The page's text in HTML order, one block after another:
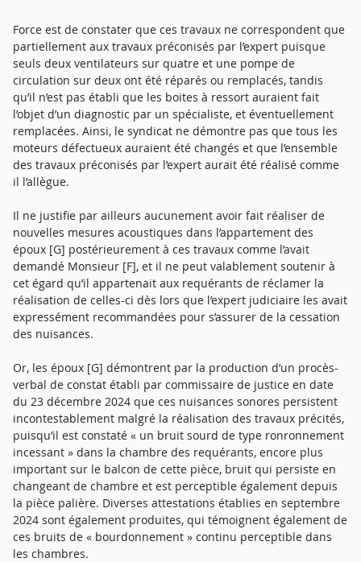
Force est de constater que ces travaux ne correspondent que
partiellement aux travaux préconisés par l’expert puisque
seuls deux ventilateurs sur quatre et une pompe de
circulation sur deux ont été réparés ou remplacés, tandis
qu’il n’est pas établi que les boites à ressort auraient fait
l’objet d’un diagnostic par un spécialiste, et éventuellement
remplacées. Ainsi, le syndicat ne démontre pas que tous les
moteurs défectueux auraient été changés et que l’ensemble
des travaux préconisés par l’expert aurait été réalisé comme
il l’allègue.
Il ne justifie par ailleurs aucunement avoir fait réaliser de
nouvelles mesures acoustiques dans l’appartement des
époux [G] postérieurement à ces travaux comme l’avait
demandé Monsieur [F], et il ne peut valablement soutenir à
cet égard qu’il appartenait aux requérants de réclamer la
réalisation de celles-ci dès lors que l’expert judiciaire les avait
expressément recommandées pour s’assurer de la cessation
des nuisances.
Or, les époux [G] démontrent par la production d’un procès-
verbal de constat établi par commissaire de justice en date
du 23 décembre 2024 que ces nuisances sonores persistent
incontestablement malgré la réalisation des travaux précités,
puisqu’il est constaté « un bruit sourd de type ronronnement
incessant » dans la chambre des requérants, encore plus
important sur le balcon de cette pièce, bruit qui persiste en
changeant de chambre et est perceptible également depuis
la pièce palière. Diverses attestations établies en septembre
2024 sont également produites, qui témoignent également de
ces bruits de « bourdonnement » continu perceptible dans
les chambres.